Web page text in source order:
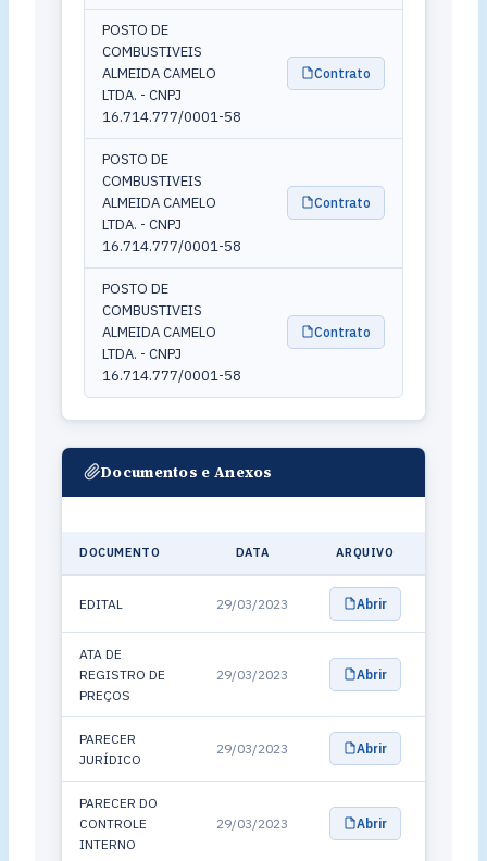
POSTO DE
COMBUSTIVEIS
ALMEIDA CAMELO
LTDA. - CNPJ
16.714.777/0001-58
Contrato
POSTO DE
COMBUSTIVEIS
ALMEIDA CAMELO
LTDA. - CNPJ
16.714.777/0001-58
Contrato
POSTO DE
COMBUSTIVEIS
ALMEIDA CAMELO
LTDA. - CNPJ
16.714.777/0001-58
Contrato
Documentos e Anexos
DOCUMENTO DATA ARQUIVO
EDITAL 29/03/2023 Abrir
ATA DE
REGISTRO DE
PREÇOS
29/03/2023 Abrir
PARECER
JURÍDICO
29/03/2023 Abrir
PARECER DO
CONTROLE
INTERNO
29/03/2023 Abrir